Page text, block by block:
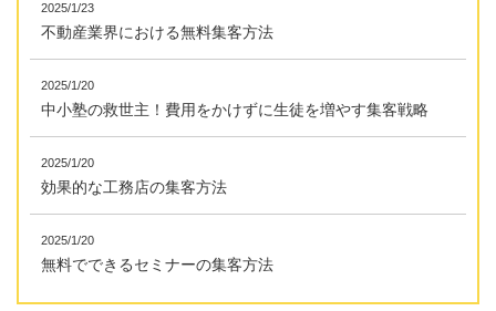
2025/1/23
不動産業界における無料集客方法
2025/1/20
中小塾の救世主！費用をかけずに生徒を増やす集客戦略
2025/1/20
効果的な工務店の集客方法
2025/1/20
無料でできるセミナーの集客方法